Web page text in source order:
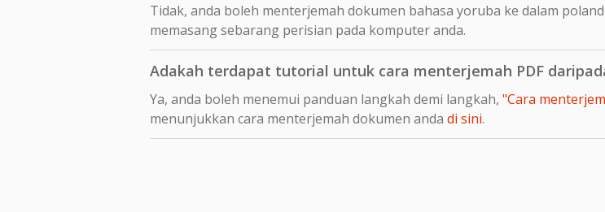
Tidak, anda boleh menterjemah dokumen bahasa yoruba ke dalam
memasang sebarang perisian pada komputer anda.
Adakah terdapat tutorial untuk cara menterjemah PDF
Ya, anda boleh menemui panduan langkah demi langkah, "Cara
menunjukkan cara menterjemah dokumen anda di sini.